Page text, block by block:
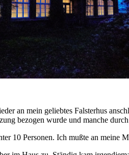
an mein geliebtes Falsterhus
bezogen wurde und manche
10 Personen. Ich mußte an meine